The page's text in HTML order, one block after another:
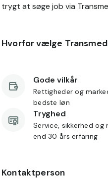
trygt at søge job via
Hvorfor vælge
Gode vilkår
Rettigheder og
bedste løn
Tryghed
Service, sikkerhed og
end 30 års erfaring
Kontaktperson